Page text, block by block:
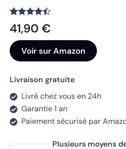
Noté4.4
sur 5
794
notations
client
41,90 €
Voir sur Amazon
Livraison gratuite
Livré chez vous en 24h
Garantie 1 an
Paiement sécurisé par
Plusieurs moyens